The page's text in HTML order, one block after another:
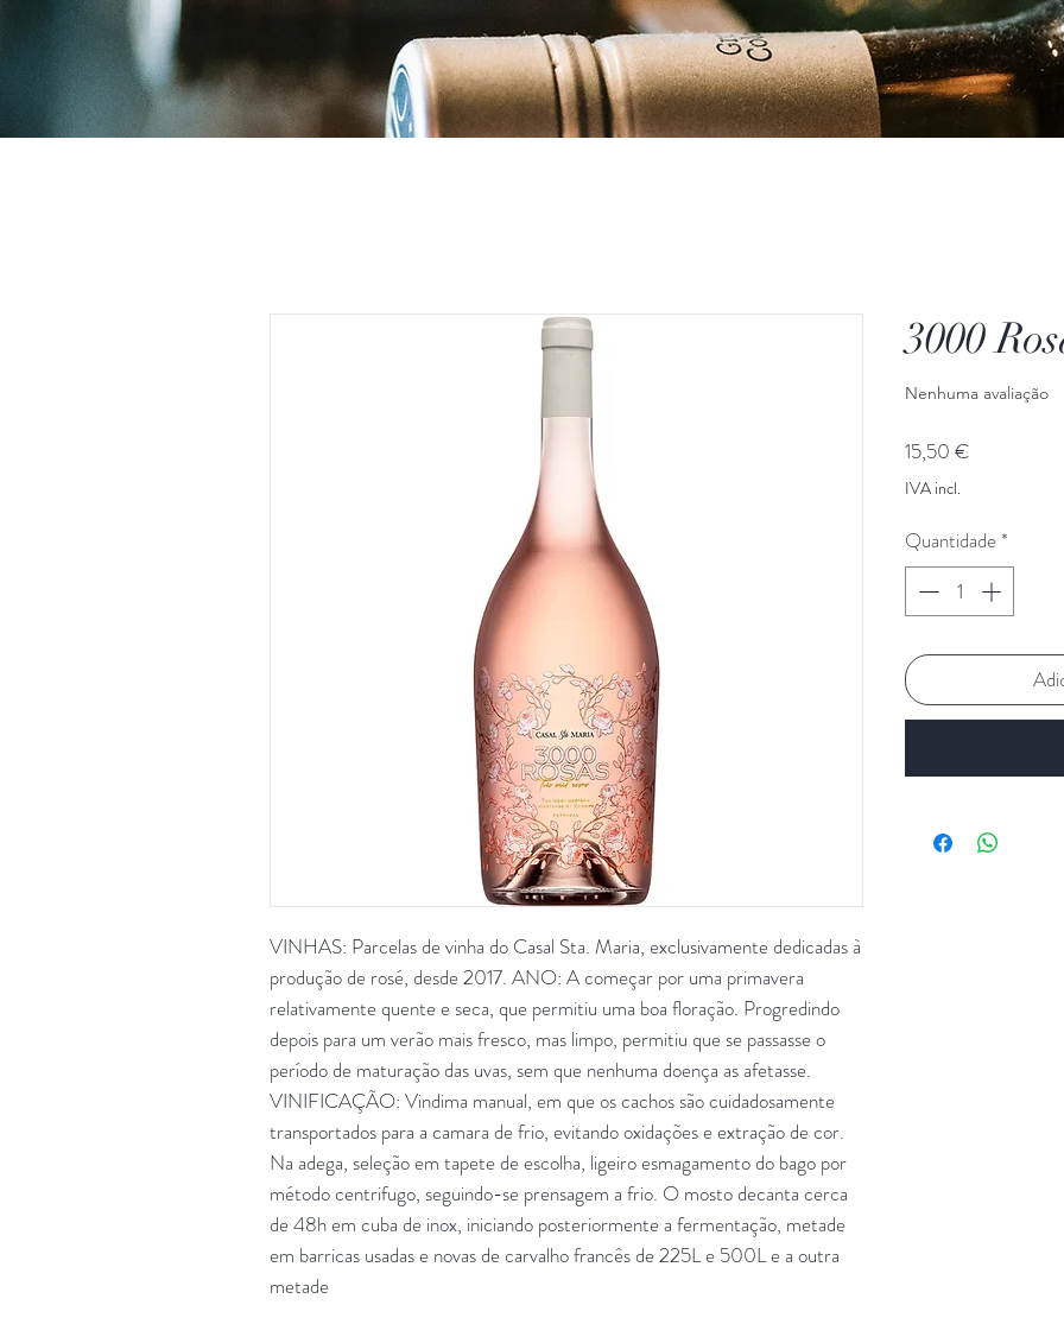
VINHAS: Parcelas de vinha do Casal Sta. Maria, exclusivamente dedicadas à
produção de rosé, desde 2017. ANO: A começar por uma primavera
relativamente quente e seca, que permitiu uma boa floração. Progredindo
depois para um verão mais fresco, mas limpo, permitiu que se passasse o
período de maturação das uvas, sem que nenhuma doença as afetasse.
VINIFICAÇÃO: Vindima manual, em que os cachos são cuidadosamente
transportados para a camara de frio, evitando oxidações e extração de cor.
Na adega, seleção em tapete de escolha, ligeiro esmagamento do bago por
método centrifugo, seguindo-se prensagem a frio. O mosto decanta cerca
de 48h em cuba de inox, iniciando posteriormente a fermentação, metade
em barricas usadas e novas de carvalho francês de 225L e 500L e a outra
metade
3000
Nenhuma avaliação
15,50 €
IVA incl.
Quantidade*